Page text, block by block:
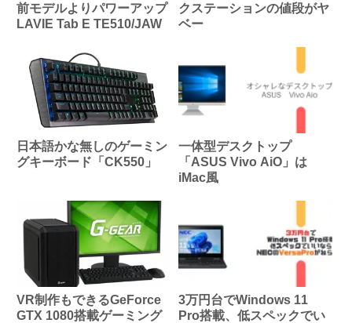
前モデルよりパワーアップ
LAVIE Tab E TE510/JAW
クステーションの値段がヤ
ベー
日本語かな無しのゲーミン
グキーボード「CK550」
一体型デスクトップ
「ASUS Vivo AiO」は
iMac風
VR制作もできるGeForce
GTX 1080搭載ゲーミング
3万円台でWindows 11
Pro搭載、低スペックでい